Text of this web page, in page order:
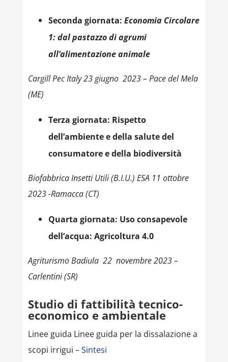
Seconda giornata: Economia Circolare
1: dal pastazzo di agrumi
all’alimentazione animale
Cargill Pec Italy 23 giugno 2023 – Pace del Mela
(ME)
Terza giornata: Rispetto
dell’ambiente e della salute del
consumatore e della biodiversità
Biofabbrica Insetti Utili (B.I.U.) ESA 11 ottobre
2023 -Ramacca (CT)
Quarta giornata: Uso consapevole
dell’acqua: Agricoltura 4.0
Agriturismo Badiula 22 novembre 2023 –
Carlentini (SR)
Studio di fattibilità tecnico-
economico e ambientale
Linee guida Linee guida per la dissalazione a
scopi irrigui –Sintesi